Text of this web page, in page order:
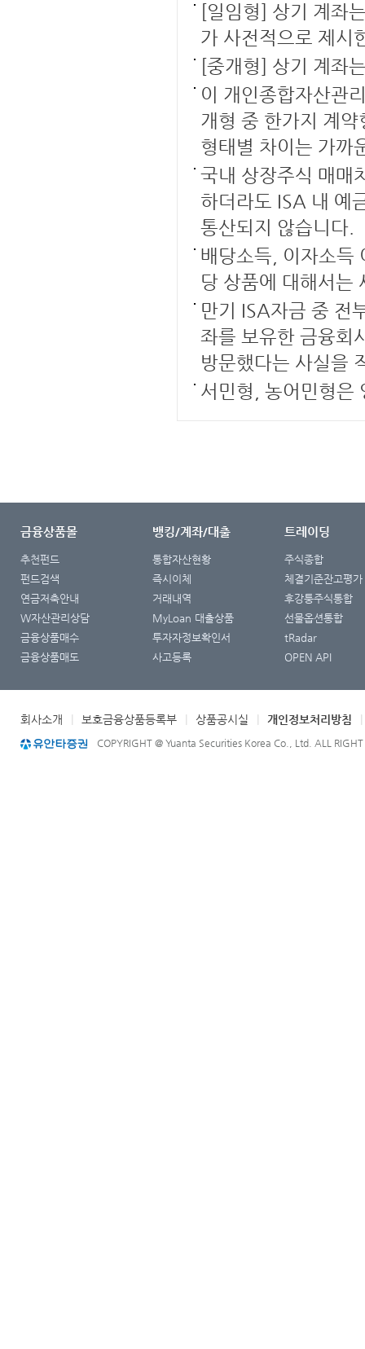
[일임형] 상기 계좌
가 사전적으로 제시
[중개형] 상기 계좌
이 개인종합자산관
개형 중 한가지 계
형태별 차이는 가까
국내 상장주식 매매
하더라도 ISA 내 예
통산되지 않습니다.
배당소득, 이자소득
당 상품에 대해서는
만기 ISA자금 중 전
좌를 보유한 금융회
방문했다는 사실을
서민형, 농어민형은
금융상품몰
추천펀드
펀드검색
연금저축안내
W자산관리상담
금융상품매수
금융상품매도
뱅킹/계좌/대출
통합자산현황
즉시이체
거래내역
MyLoan 대출상품
투자자정보확인서
사고등록
트레이딩
주식종합
체결기준잔고평가
후강퉁주식통합
선물옵션통합
tRadar
OPEN API
회사소개 보호금융상품등록부 상품공시실 개인정보처리방침
COPYRIGHT @ Yuanta Securities Korea Co., Ltd. ALL RIGHT